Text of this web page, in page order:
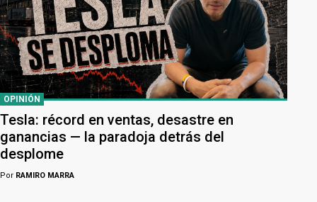
OPINIÓN
Tesla: récord en ventas, desastre en
ganancias — la paradoja detrás del
desplome
Por RAMIRO MARRA